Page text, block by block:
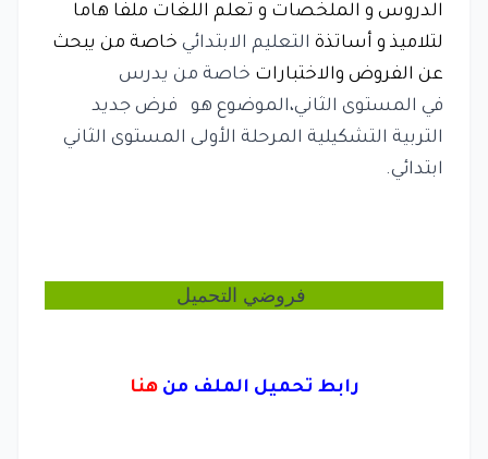
الدروس و الملخصات و تعلم اللغات ملفا هاما
لتلاميذ و أساتذة التعليم الابتدائي خاصة من يبحث
عن الفروض والاختبارات خاصة من يدرس
في المستوى الثاني،الموضوع هو فرض جديد
التربية التشكيلية المرحلة الأولى المستوى الثاني
ابتدائي.
فروضي التحميل
رابط تحميل الملف من هنا